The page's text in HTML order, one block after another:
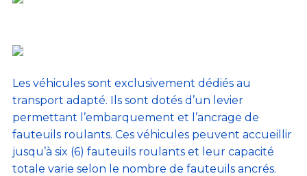
Les véhicules sont exclusivement dédiés au
transport adapté. Ils sont dotés d’un levier
permettant l’embarquement et l’ancrage de
fauteuils roulants. Ces véhicules peuvent accueillir
jusqu’à six (6) fauteuils roulants et leur capacité
totale varie selon le nombre de fauteuils ancrés.